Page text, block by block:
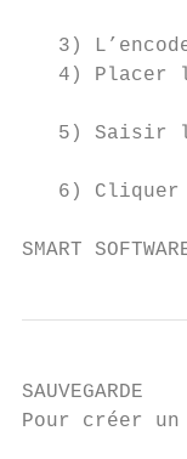
3)
4) Placer
5) Saisir
6) Cliquer
SMART
SAUVEGARDE
Pour créer